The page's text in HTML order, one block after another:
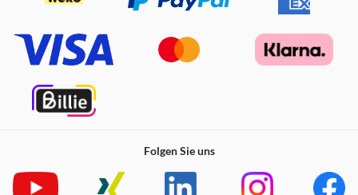
Folgen Sie uns